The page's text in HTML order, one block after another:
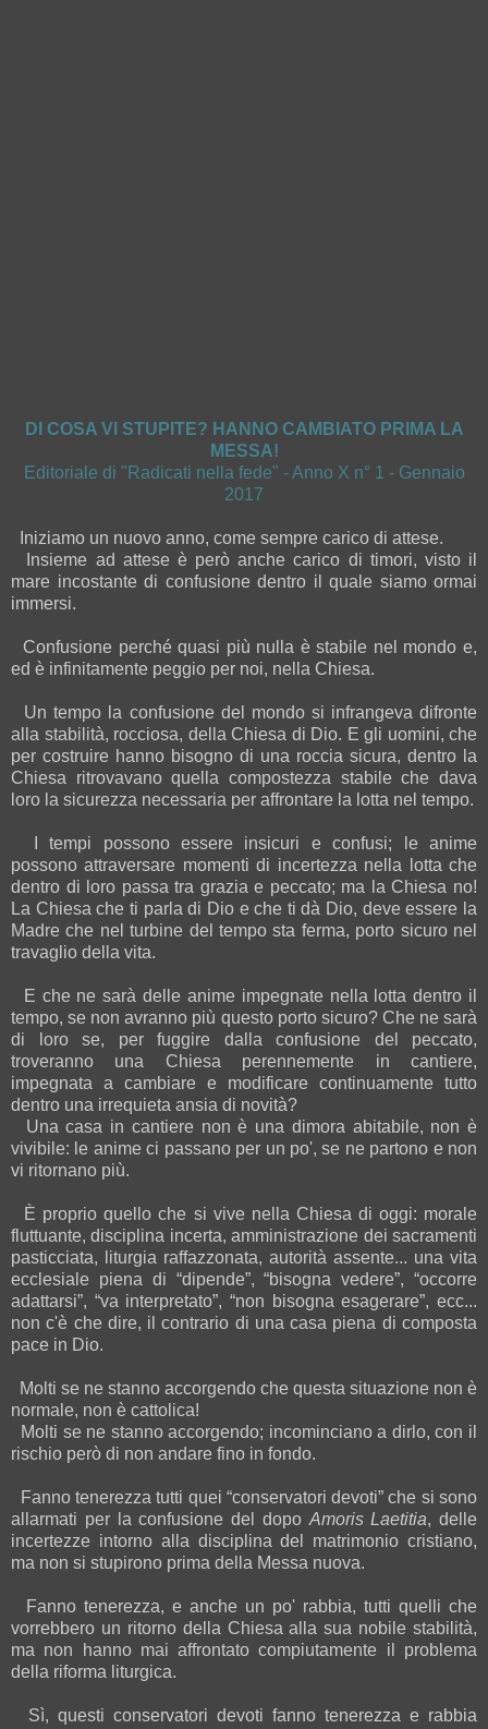
DI COSA VI STUPITE? HANNO CAMBIATO PRIMA LA
MESSA!
Editoriale di "Radicati nella fede" - Anno X n° 1 - Gennaio
2017
Iniziamo un nuovo anno, come sempre carico di attese.
Insieme ad attese è però anche carico di timori, visto il
mare incostante di confusione dentro il quale siamo ormai
immersi.
Confusione perché quasi più nulla è stabile nel mondo e,
ed è infinitamente peggio per noi, nella Chiesa.
Un tempo la confusione del mondo si infrangeva difronte
alla stabilità, rocciosa, della Chiesa di Dio. E gli uomini, che
per costruire hanno bisogno di una roccia sicura, dentro la
Chiesa ritrovavano quella compostezza stabile che dava
loro la sicurezza necessaria per affrontare la lotta nel tempo.
I tempi possono essere insicuri e confusi; le anime
possono attraversare momenti di incertezza nella lotta che
dentro di loro passa tra grazia e peccato; ma la Chiesa no!
La Chiesa che ti parla di Dio e che ti dà Dio, deve essere la
Madre che nel turbine del tempo sta ferma, porto sicuro nel
travaglio della vita.
E che ne sarà delle anime impegnate nella lotta dentro il
tempo, se non avranno più questo porto sicuro? Che ne sarà
di loro se, per fuggire dalla confusione del peccato,
troveranno una Chiesa perennemente in cantiere,
impegnata a cambiare e modificare continuamente tutto
dentro una irrequieta ansia di novità?
Una casa in cantiere non è una dimora abitabile, non è
vivibile: le anime ci passano per un po', se ne partono e non
vi ritornano più.
È proprio quello che si vive nella Chiesa di oggi: morale
fluttuante, disciplina incerta, amministrazione dei sacramenti
pasticciata, liturgia raffazzonata, autorità assente... una vita
ecclesiale piena di “dipende”, “bisogna vedere”, “occorre
adattarsi”, “va interpretato”, “non bisogna esagerare”, ecc...
non c'è che dire, il contrario di una casa piena di composta
pace in Dio.
Molti se ne stanno accorgendo che questa situazione non è
normale, non è cattolica!
Molti se ne stanno accorgendo; incominciano a dirlo, con il
rischio però di non andare fino in fondo.
Fanno tenerezza tutti quei “conservatori devoti” che si sono
allarmati per la confusione del dopo Amoris Laetitia, delle
incertezze intorno alla disciplina del matrimonio cristiano,
ma non si stupirono prima della Messa nuova.
Fanno tenerezza, e anche un po' rabbia, tutti quelli che
vorrebbero un ritorno della Chiesa alla sua nobile stabilità,
ma non hanno mai affrontato compiutamente il problema
della riforma liturgica.
Sì, questi conservatori devoti fanno tenerezza e rabbia